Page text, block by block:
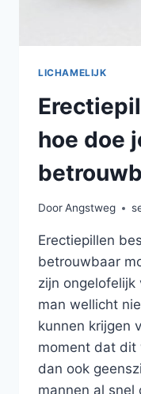
LICHAMELIJK
hoe doe
DoorAngstweg
Erectiepillen
betrouwbaar
zijn ongelofelijk
man wellicht
kunnen krijgen
moment dat dit
dan ook
mannen al snel